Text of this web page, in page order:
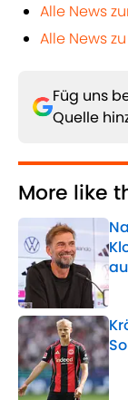
Alle News
Alle News
Füg uns
Quelle
More like